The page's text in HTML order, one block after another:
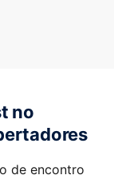
no